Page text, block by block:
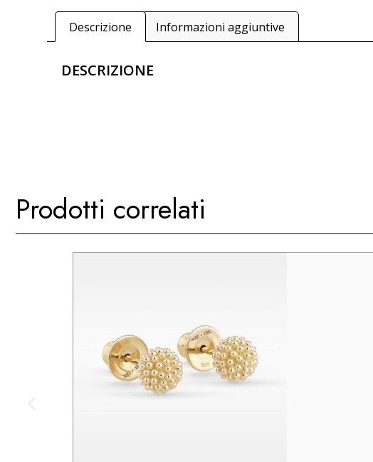
Descrizione Informazioni aggiuntive
DESCRIZIONE
Prodotti correlati